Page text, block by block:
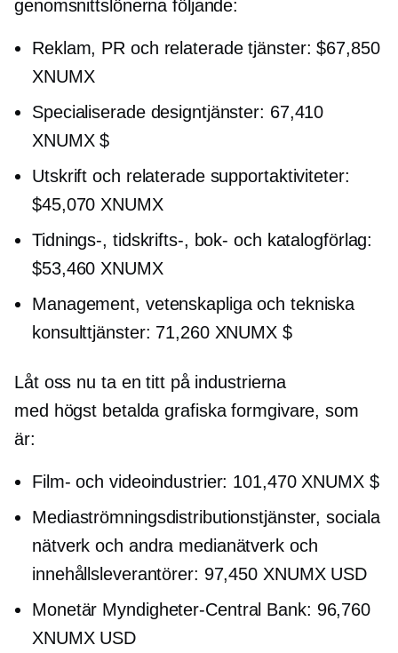
genomsnittslönerna följande:
Reklam, PR och relaterade tjänster: $67,850
XNUMX
Specialiserade designtjänster: 67,410
XNUMX $
Utskrift och relaterade supportaktiviteter:
$45,070 XNUMX
Tidnings-, tidskrifts-, bok- och katalogförlag:
$53,460 XNUMX
Management, vetenskapliga och tekniska
konsulttjänster: 71,260 XNUMX $
Låt oss nu ta en titt på industrierna
med högst betalda grafiska formgivare, som
är:
Film- och videoindustrier: 101,470 XNUMX $
Mediaströmningsdistributionstjänster, sociala
nätverk och andra medianätverk och
innehållsleverantörer: 97,450 XNUMX USD
Monetär Myndigheter-Central Bank: 96,760
XNUMX USD